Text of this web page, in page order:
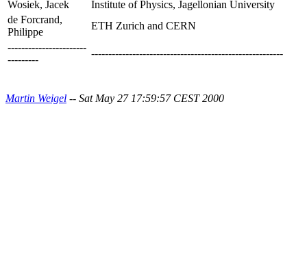
Wosiek, Jacek
Institute of Physics, Jagellonian University
de Forcrand,
Philippe
ETH Zurich and CERN
-----------------------
---------
--------------------------------------------------------
Martin Weigel -- Sat May 27 17:59:57 CEST 2000